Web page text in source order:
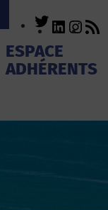
Twitter
ESPACE
ADHÉRENTS